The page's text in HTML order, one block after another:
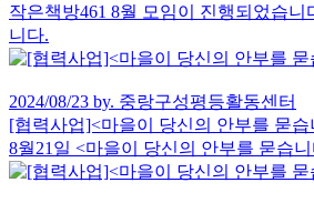
작은책방461 8월 모임이 진행되었습
니다.
2024/08/23 by. 중랑구성평등활동센터
[협력사업]<마을이 당신의 안부를 묻습
8월21일 <마을이 당신의 안부를 묻습